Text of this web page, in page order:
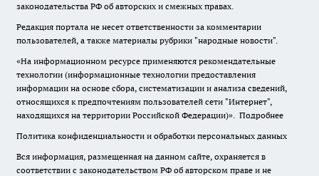
законодательства РФ об авторских и смежных правах.
Редакция портала не несет ответственности за комментарии
пользователей, а также материалы рубрики "народные новости".
«На информационном ресурсе применяются рекомендательные
технологии (информационные технологии предоставления
информации на основе сбора, систематизации и анализа сведений,
относящихся к предпочтениям пользователей сети "Интернет",
находящихся на территории Российской Федерации)». Подробнее
Политика конфиденциальности и обработки персональных данных
Вся информация, размещенная на данном сайте, охраняется в
соответствии с законодательством РФ об авторском праве и не